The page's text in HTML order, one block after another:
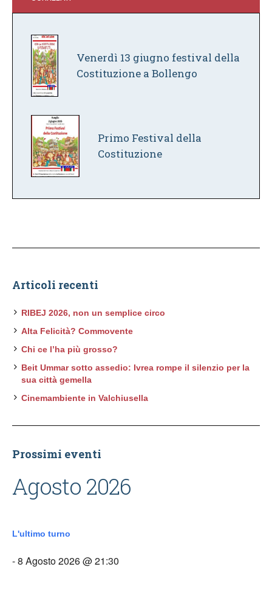
Venerdì 13 giugno festival della
Costituzione a Bollengo
Primo Festival della
Costituzione
Articoli recenti
RIBEJ 2026, non un semplice circo
Alta Felicità? Commovente
Chi ce l’ha più grosso?
Beit Ummar sotto assedio: Ivrea rompe il silenzio per la
sua città gemella
Cinemambiente in Valchiusella
Prossimi eventi
Agosto 2026
L'ultimo turno
- 8 Agosto 2026 @ 21:30